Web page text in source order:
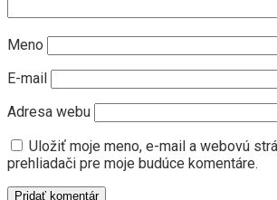
Meno
E-mail
Adresa webu
Uložiť moje meno, e-mail a webovú
prehliadači pre moje budúce komentáre.